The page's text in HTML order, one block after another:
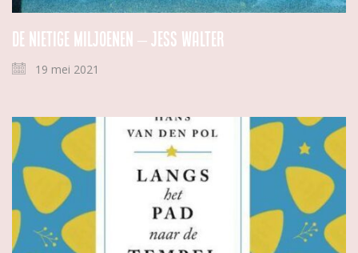
De nietige miljoenen – Jess Walter
19 mei 2021